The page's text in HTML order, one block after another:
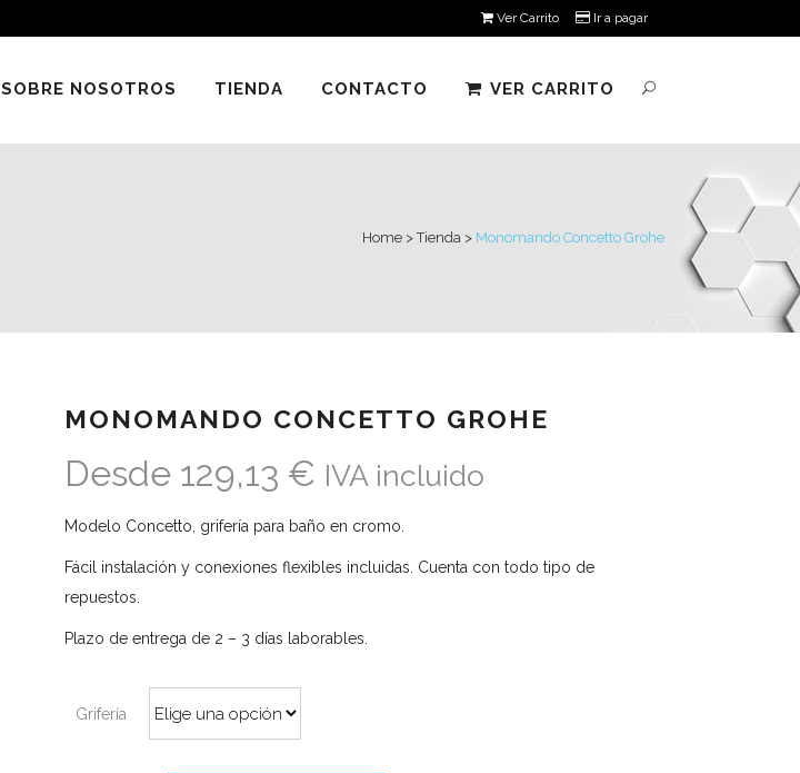
Ver Carrito Ir a pagar
SOBRE NOSOTROS TIENDA CONTACTO VER CARRITO
Home >Tienda > Monomando Concetto Grohe
MONOMANDO CONCETTO GROHE
Desde 129,13 € IVA incluido
Modelo Concetto, grifería para baño en cromo.
Fácil instalación y conexiones flexibles incluidas. Cuenta con todo tipo de
repuestos.
Plazo de entrega de 2 – 3 días laborables.
Grifería